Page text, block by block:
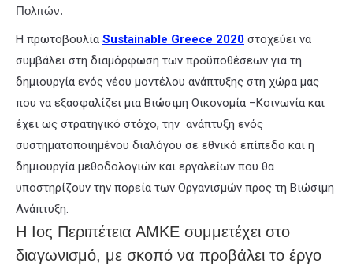
Πολιτών.
Η πρωτοβουλία Sustainable Greece 2020 στοχεύει να
συμβάλει στη διαμόρφωση των προϋποθέσεων για τη
δημιουργία ενός νέου μοντέλου ανάπτυξης στη χώρα μας
που να εξασφαλίζει μια Βιώσιμη Οικονομία –Κοινωνία και
έχει ως στρατηγικό στόχο, την ανάπτυξη ενός
συστηματοποιημένου διαλόγου σε εθνικό επίπεδο και η
δημιουργία μεθοδολογιών και εργαλείων που θα
υποστηρίζουν την πορεία των Οργανισμών προς τη Βιώσιμη
Ανάπτυξη.
Η Ιος Περιπέτεια ΑΜΚΕ συμμετέχει στο
διαγωνισμό, με σκοπό να προβάλει το έργο